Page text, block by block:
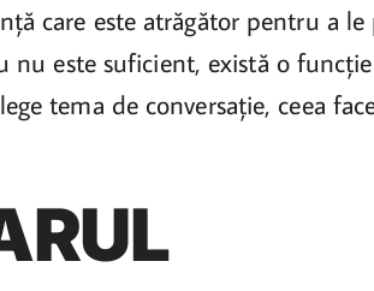
care este atrăgător pentru a
este suficient, există o
tema de conversație, ceea